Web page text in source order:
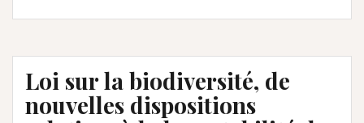
Loi sur la biodiversité, de
nouvelles dispositions